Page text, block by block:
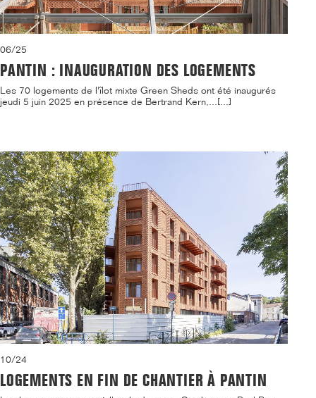
06/25
PANTIN : INAUGURATION DES LOGEMENTS
Les 70 logements de l'îlot mixte Green Sheds ont été inaugurés
jeudi 5 juin 2025 en présence de Bertrand Kern,...[...]
10/24
LOGEMENTS EN FIN DE CHANTIER À PANTIN